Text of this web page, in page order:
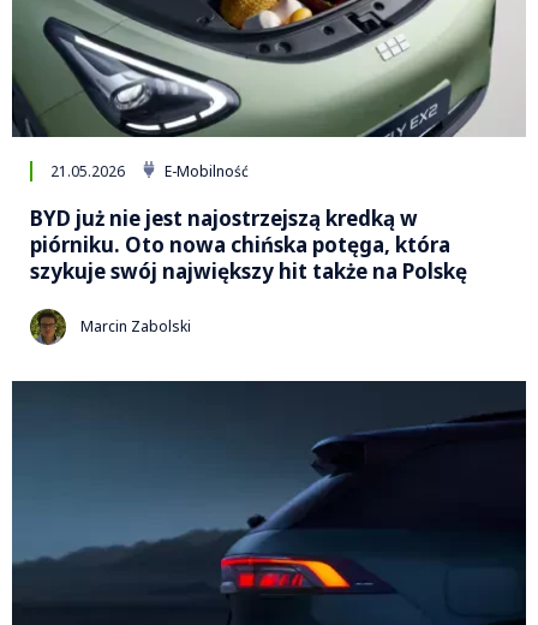
21.05.2026 E-Mobilność
BYD już nie jest najostrzejszą kredką w
piórniku. Oto nowa chińska potęga, która
szykuje swój największy hit także na Polskę
Marcin Zabolski